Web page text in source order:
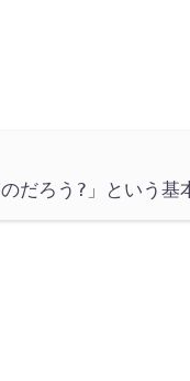
だろう?」という